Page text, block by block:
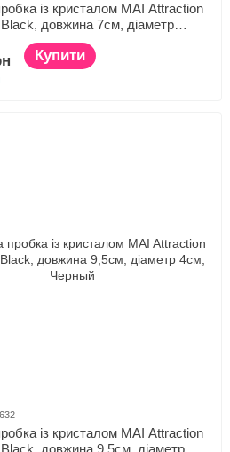
із кристалом MAI Attraction
довжина 7см, діаметр
Купити
із кристалом MAI Attraction
довжина 9,5см, діаметр